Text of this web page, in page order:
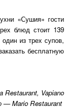
«Сушия» гости
блюд стоит 139
из трех супов,
бесплатную
Restaurant, Vapiano
— Mario Restaurant